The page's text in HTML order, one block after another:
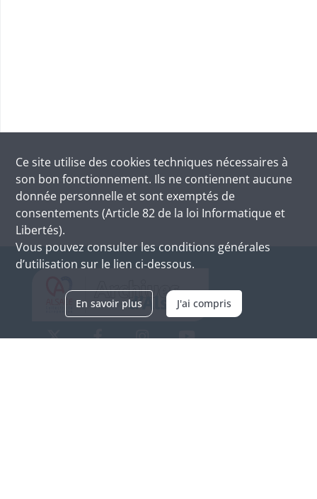
Ce site utilise des cookies techniques nécessaires à
son bon fonctionnement. Ils ne contiennent aucune
donnée personnelle et sont exemptés de
consentements (Article 82 de la loi Informatique et
Libertés).
Vous pouvez consulter les conditions générales
d’utilisation sur le lien ci-dessous.
En savoir plus J'ai compris